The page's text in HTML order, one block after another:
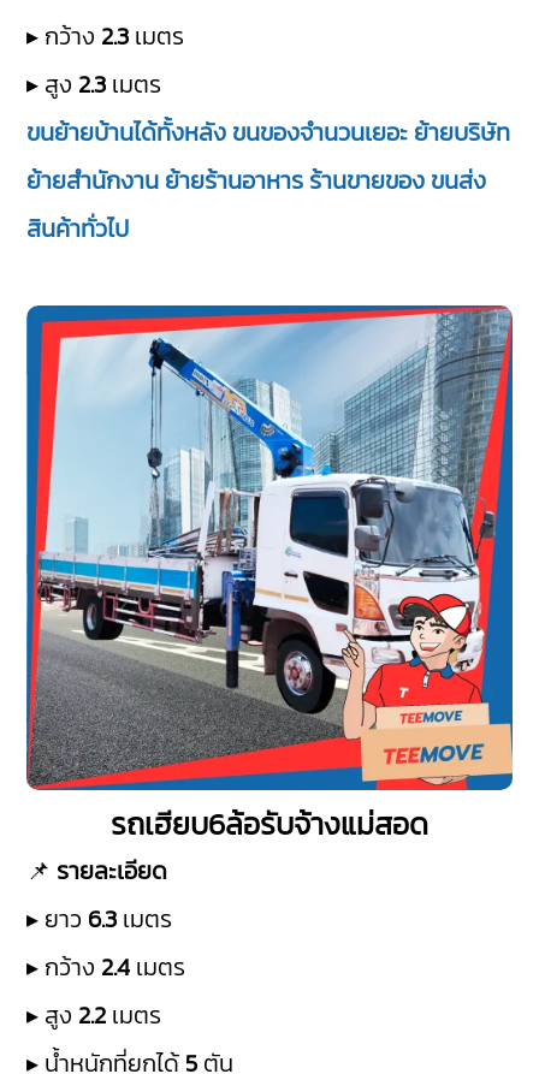
▸ กว้าง 2.3 เมตร
▸ สูง 2.3 เมตร
ขนย้ายบ้านได้ทั้งหลัง ขนของจำนวนเยอะ ย้ายบริษัท
ย้ายสำนักงาน ย้ายร้านอาหาร ร้านขายของ ขนส่ง
สินค้าทั่วไป
รถเฮียบ6ล้อรับจ้างแม่สอด
📌 รายละเอียด
▸ ยาว 6.3 เมตร
▸ กว้าง 2.4 เมตร
▸ สูง 2.2 เมตร
▸ น้ำหนักที่ยกได้ 5 ตัน